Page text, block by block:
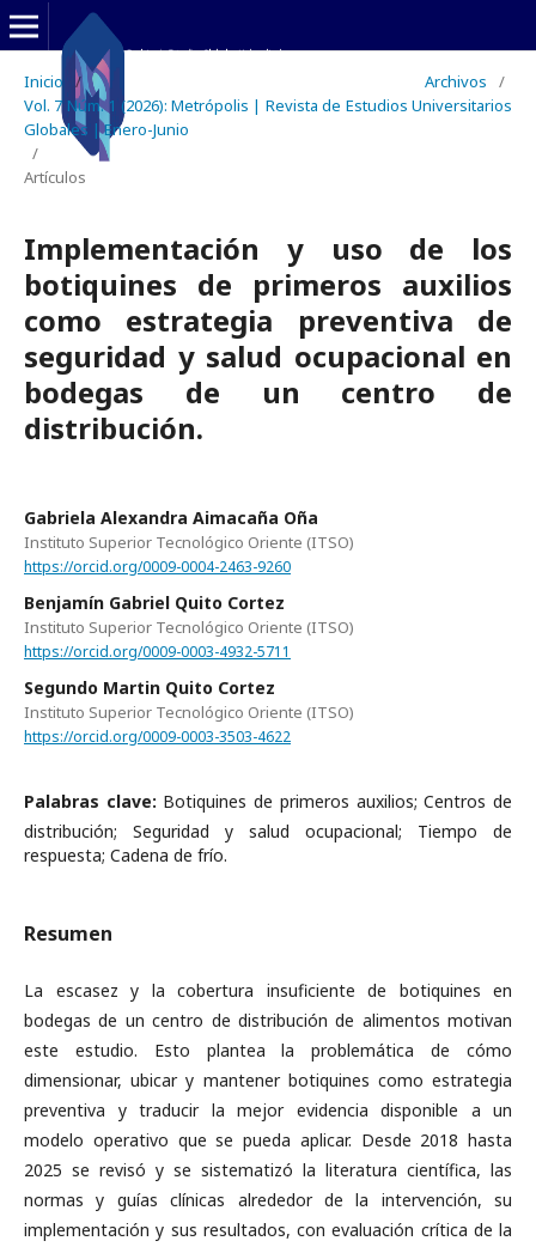
Inicio / Archivos
/
Vol. 7 Núm. 1 (2026): Metrópolis | Revista de Estudios Universitarios
Globales | Enero-Junio
/
Artículos
Implementación y uso de los
botiquines de primeros auxilios
como estrategia preventiva de
seguridad y salud ocupacional en
bodegas de un centro de
distribución.
Gabriela Alexandra Aimacaña Oña
Instituto Superior Tecnológico Oriente (ITSO)
https://orcid.org/0009-0004-2463-9260
Benjamín Gabriel Quito Cortez
Instituto Superior Tecnológico Oriente (ITSO)
https://orcid.org/0009-0003-4932-5711
Segundo Martin Quito Cortez
Instituto Superior Tecnológico Oriente (ITSO)
https://orcid.org/0009-0003-3503-4622
Palabras clave: Botiquines de primeros auxilios; Centros de
distribución; Seguridad y salud ocupacional; Tiempo de
respuesta; Cadena de frío.
Resumen
La escasez y la cobertura insuficiente de botiquines en
bodegas de un centro de distribución de alimentos motivan
este estudio. Esto plantea la problemática de cómo
dimensionar, ubicar y mantener botiquines como estrategia
preventiva y traducir la mejor evidencia disponible a un
modelo operativo que se pueda aplicar. Desde 2018 hasta
2025 se revisó y se sistematizó la literatura científica, las
normas y guías clínicas alrededor de la intervención, su
implementación y sus resultados, con evaluación crítica de la